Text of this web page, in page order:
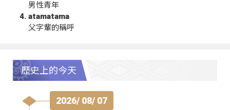
男性青年
atamatama
父字輩的稱呼
歷史上的今天
2026/ 08/ 07